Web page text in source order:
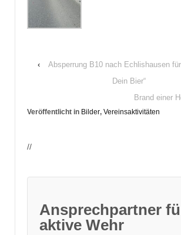
‹
Absperrung B10 nach Echlishausen
Dein Bier“
Brand einer
Veröffentlicht in Bilder, Vereinsaktivitäten
//
Ansprechpartner
aktive Wehr